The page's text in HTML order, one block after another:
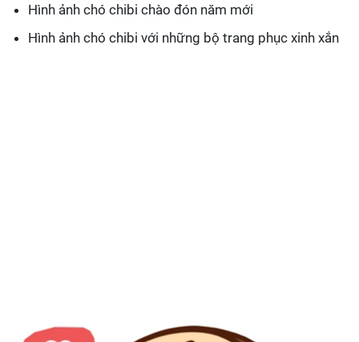
Hình ảnh chó chibi chào đón năm mới
Hình ảnh chó chibi với những bộ trang phục xinh xắn